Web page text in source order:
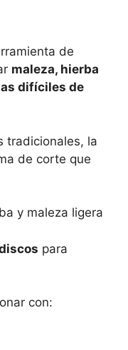
de
maleza, hierba
difíciles de
tradicionales, la
de corte que
y maleza ligera
para
con: